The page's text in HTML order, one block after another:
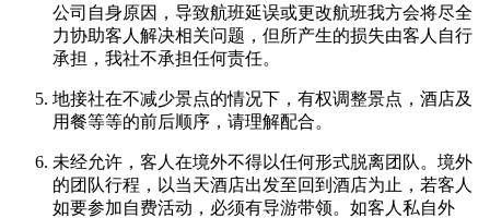
公司自身原因，导致航班延误或更改航班我方会将尽全
力协助客人解决相关问题，但所产生的损失由客人自行
承担，我社不承担任何责任。
地接社在不减少景点的情况下，有权调整景点，酒店及
用餐等等的前后顺序，请理解配合。
未经允许，客人在境外不得以任何形式脱离团队。境外
的团队行程，以当天酒店出发至回到酒店为止，若客人
如要参加自费活动，必须有导游带领。如客人私自外